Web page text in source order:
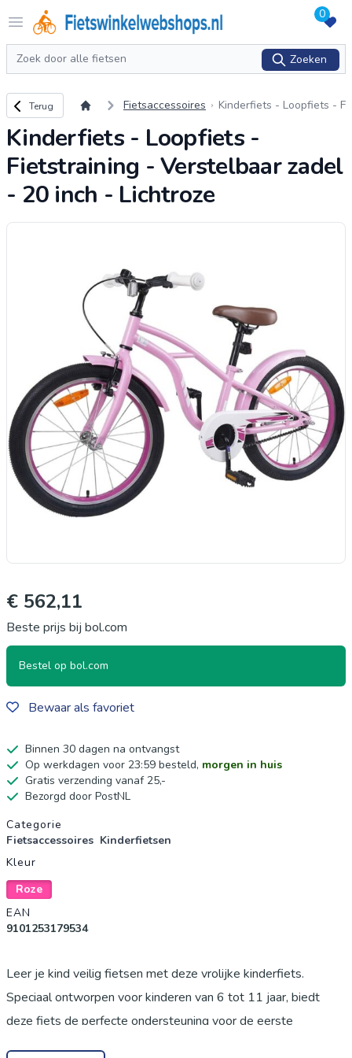
Open menu
Logo Fietswinkelwebshops.nl 0
Zoeken
Zoeken
Terug naar overzicht
Terug Fietsaccessoires
Kinderfiets - Loopfiets - F
zadel - 20 inch - Lichtroz
Kinderfiets - Loopfiets -
Fietstraining - Verstelbaar zadel
- 20 inch - Lichtroze
€ 562,11
Beste prijs bij bol.com
Bestel op bol.com
Bewaar als favoriet
Binnen 30 dagen na ontvangst
Op werkdagen voor 23:59 besteld, morgen in huis
Gratis verzending vanaf 25,-
Bezorgd door PostNL
Productgegevens
Categorie
Fietsaccessoires Kinderfietsen
Kleur
Roze
EAN
9101253179534
Leer je kind veilig fietsen met deze vrolijke kinderfiets.
Speciaal ontworpen voor kinderen van 6 tot 11 jaar, biedt
deze fiets de perfecte ondersteuning voor de eerste